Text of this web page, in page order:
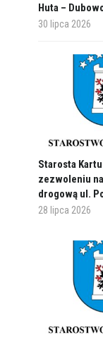
Huta –
30 lipca 2026
Starosta
zezwoleniu
drogową ul.
28 lipca 2026